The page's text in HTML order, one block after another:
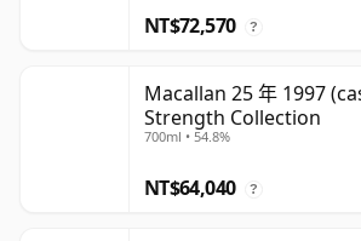
NT$72,570 ?
Macallan 25 年 1997
Strength Collection
700ml • 54.8%
NT$64,040 ?